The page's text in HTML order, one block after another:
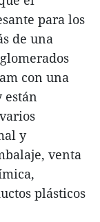
para los
de una
con una
están
y
venta
plásticos